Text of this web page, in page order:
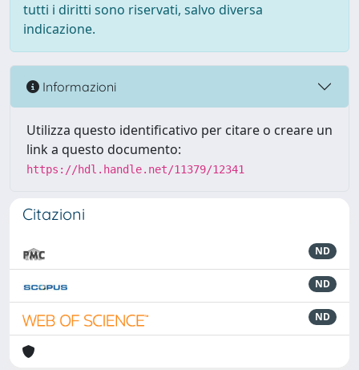
tutti i diritti sono riservati, salvo diversa
indicazione.
Informazioni
Utilizza questo identificativo per citare o creare un
link a questo documento:
https://hdl.handle.net/11379/12341
Citazioni
ND
ND
ND